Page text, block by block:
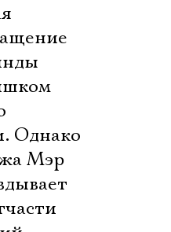
Однако
Мэр